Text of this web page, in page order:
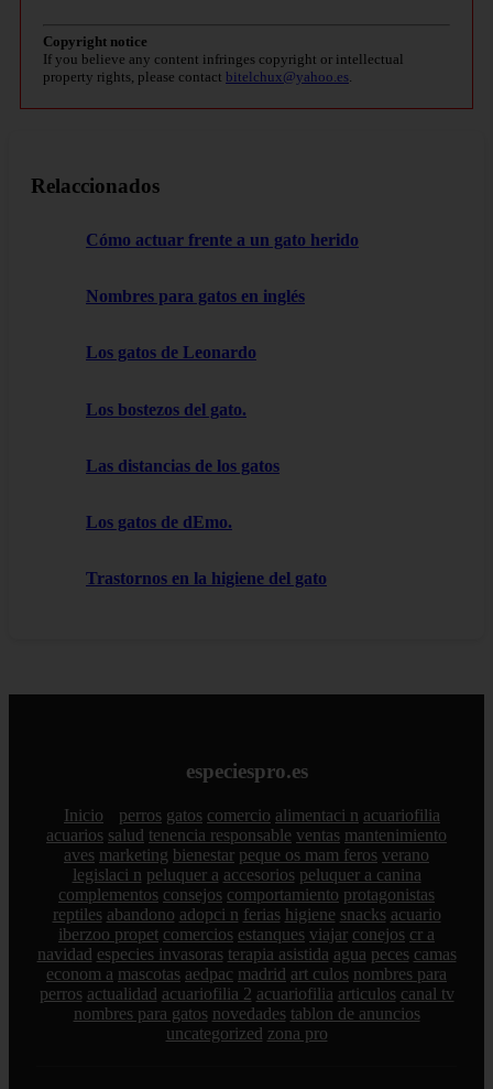
Copyright notice
If you believe any content infringes copyright or intellectual
property rights, please contact bitelchux@yahoo.es.
Relaccionados
Cómo actuar frente a un gato herido
Nombres para gatos en inglés
Los gatos de Leonardo
Los bostezos del gato.
Las distancias de los gatos
Los gatos de dEmo.
Trastornos en la higiene del gato
especiespro.es
Inicio perros gatos comercio alimentaci n acuariofilia
acuarios salud tenencia responsable ventas mantenimiento
aves marketing bienestar peque os mam feros verano
legislaci n peluquer a accesorios peluquer a canina
complementos consejos comportamiento protagonistas
reptiles abandono adopci n ferias higiene snacks acuario
iberzoo propet comercios estanques viajar conejos cr a
navidad especies invasoras terapia asistida agua peces camas
econom a mascotas aedpac madrid art culos nombres para
perros actualidad acuariofilia 2 acuariofilia articulos canal tv
nombres para gatos novedades tablon de anuncios
uncategorized zona pro